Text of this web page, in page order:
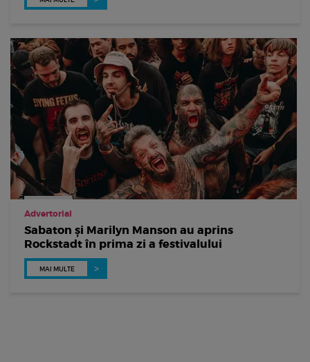
Advertorial
Sabaton și Marilyn Manson au aprins
Rockstadt în prima zi a festivalului
MAI MULTE